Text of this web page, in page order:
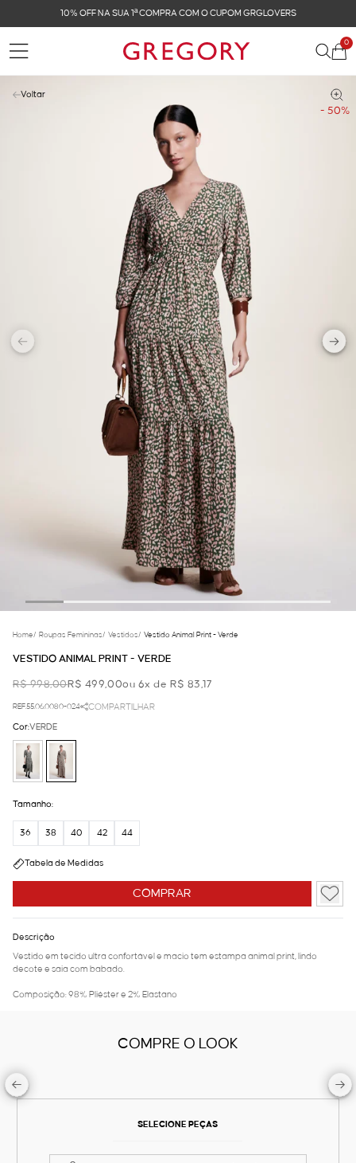
10% OFF NA SUA 1ª COMPRA COM O CUPOM GRGLOVERS
0
- 50%
Voltar
Home/ Roupas Femininas/ Vestidos/ Vestido Animal Print - Verde
VESTIDO ANIMAL PRINT - VERDE
R$ 998,00R$ 499,00ou 6x de R$ 83,17
REF.55.06.0080-024 COMPARTILHAR
COMPRAR
Cor:VERDE
Tamanho:
36 38 40 42 44
Tabela de Medidas
Descrição
Vestido em tecido ultra confortável e macio tem estampa animal print, lindo
decote e saia com babado.
Composição: 98% Pliéster e 2% Elastano
COMPRE O LOOK
SELECIONE PEÇAS